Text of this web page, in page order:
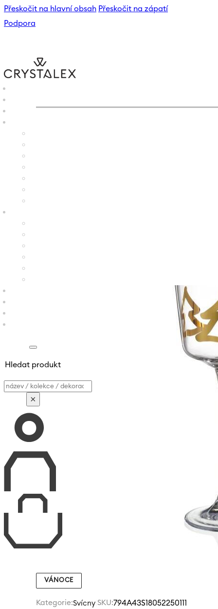
Přeskočit na hlavní obsah Přeskočit na zápatí
Podpora
B2B
Hledat produkt
Vyhledávání
×
VÁNOCE
Kategorie:Svícny SKU:794A43S18052250111